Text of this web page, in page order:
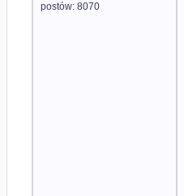
postów: 8070